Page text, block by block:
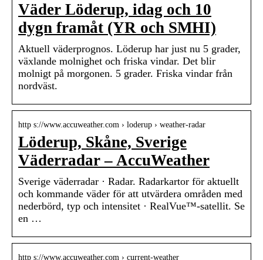
Väder Löderup, idag och 10
dygn framåt (YR och SMHI)
Aktuell väderprognos. Löderup har just nu 5 grader,
växlande molnighet och friska vindar. Det blir
molnigt på morgonen. 5 grader. Friska vindar från
nordväst.
http s://www.accuweather.com › loderup › weather-radar
Löderup, Skåne, Sverige
Väderradar – AccuWeather
Sverige väderradar · Radar. Radarkartor för aktuellt
och kommande väder för att utvärdera områden med
nederbörd, typ och intensitet · RealVue™-satellit. Se
en …
http s://www.accuweather.com › current-weather